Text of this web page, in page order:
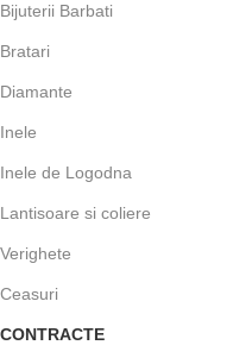
Bijuterii Barbati
Bratari
Diamante
Inele
Inele de Logodna
Lantisoare si coliere
Verighete
Ceasuri
CONTRACTE